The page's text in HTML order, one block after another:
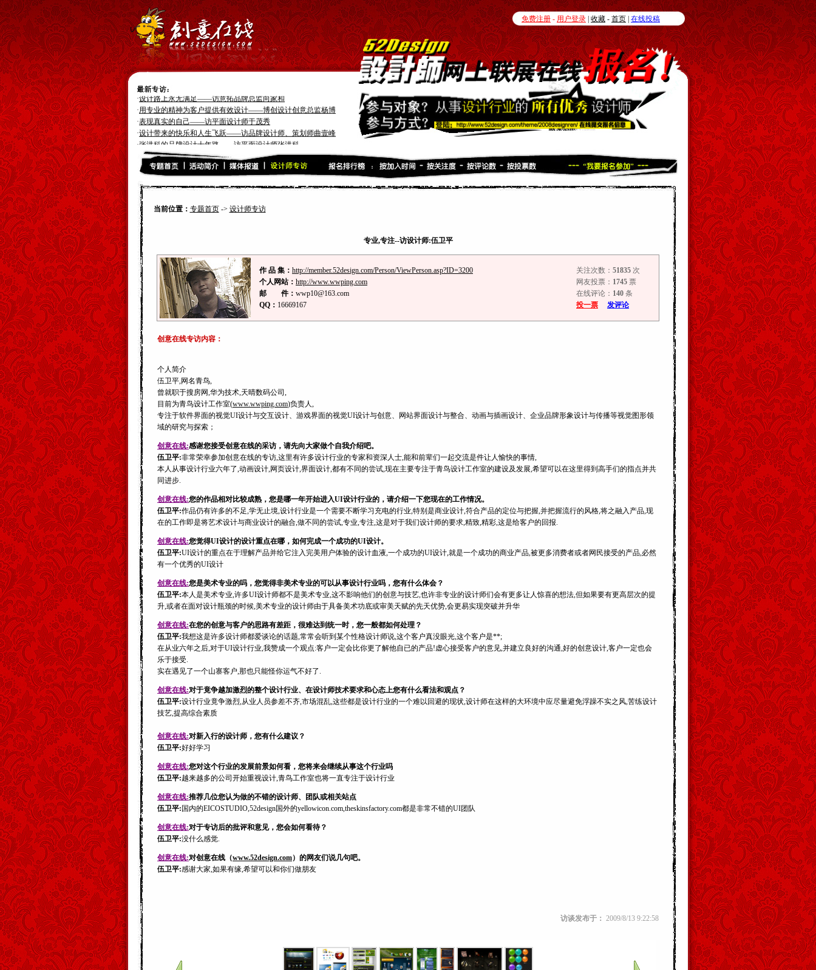
免费注册 - 用户登录 收藏 - 首页 在线投稿
·付出了才会有收获--访设计师张帅
·灵感源于生活，生活丰富设计灵感--访设计师肖国银
·设计路上永无满足——访意拓品牌总监向家和
·用专业的精神为客户提供有效设计——博创设计创意总监杨博
·表现真实的自己——访平面设计师于茂秀
·设计带来的快乐和人生飞跃——访品牌设计师、策划师曲壹峰
·张洪科的品牌设计十年路——访平面设计师张洪科
·专业,专注--访设计师:伍卫平
引导用户追求更高的潮流时尚风向标--访互动设计师“谢荣光”
朝着光的方向就会到达目的地--访插画设计师“Tonyc”
·我不会永远渺小--访设计师“小肆”
·灵感来源与勤奋的获取--访插画设计师“赵悦”
·寂寞行走，奇幻旅程--插画设计师“大卫卡森”
当前位置： 专题首页-> 设计师专访
专业,专注--访设计师:伍卫平
作 品 集： http://member.52design.com/Person/ViewPerson.asp?ID=3200
个人网站： http://www.wwping.com
邮 件： wwp10@163.com
QQ： 16669167
关注次数： 51835 次
网友投票： 1745 票
在线评论： 140 条
投一票
发评论
创意在线专访内容：
个人简介
伍卫平,网名青鸟,
曾就职于搜房网,华为技术,天晴数码公司,
目前为青鸟设计工作室(www.wwping.com)负责人,
专注于软件界面的视觉UI设计与交互设计、游戏界面的视觉UI设计与创意、网站界面设计与整合、动画与插画设计、企业品牌形象设计与传播等视觉图形领
域的研究与探索；
创意在线:感谢您接受创意在线的采访，请先向大家做个自我介绍吧。
伍卫平:非常荣幸参加创意在线的专访,这里有许多设计行业的专家和资深人士,能和前辈们一起交流是件让人愉快的事情,
本人从事设计行业六年了,动画设计,网页设计,界面设计,都有不同的尝试,现在主要专注于青鸟设计工作室的建设及发展,希望可以在这里得到高手们的指点并共
同进步.
创意在线:您的作品相对比较成熟，您是哪一年开始进入UI设计行业的，请介绍一下您现在的工作情况。
伍卫平:作品仍有许多的不足,学无止境,设计行业是一个需要不断学习充电的行业,特别是商业设计,符合产品的定位与把握,并把握流行的风格,将之融入产品,现
在的工作即是将艺术设计与商业设计的融合,做不同的尝试,专业,专注,这是对于我们设计师的要求,精致,精彩,这是给客户的回报.
创意在线:您觉得UI设计的设计重点在哪，如何完成一个成功的UI设计。
伍卫平:UI设计的重点在于理解产品并给它注入完美用户体验的设计血液,一个成功的UI设计,就是一个成功的商业产品,被更多消费者或者网民接受的产品,必然
有一个优秀的UI设计
创意在线:您是美术专业的吗，您觉得非美术专业的可以从事设计行业吗，您有什么体会？
伍卫平:本人是美术专业,许多UI设计师都不是美术专业,这不影响他们的创意与技艺,也许非专业的设计师们会有更多让人惊喜的想法,但如果要有更高层次的提
升,或者在面对设计瓶颈的时候,美术专业的设计师由于具备美术功底或审美天赋的先天优势,会更易实现突破并升华
创意在线:在您的创意与客户的思路有差距，很难达到统一时，您一般都如何处理？
伍卫平:我想这是许多设计师都爱谈论的话题,常常会听到某个性格设计师说,这个客户真没眼光,这个客户是**;
在从业六年之后,对于UI设计行业,我赞成一个观点:客户一定会比你更了解他自已的产品!虚心接受客户的意见,并建立良好的沟通,好的创意设计,客户一定也会
乐于接受.
实在遇见了一个山寨客户,那也只能怪你运气不好了.
创意在线:对于竟争越加激烈的整个设计行业、在设计师技术要求和心态上您有什么看法和观点？
伍卫平:设计行业竟争激烈,从业人员参差不齐,市场混乱,这些都是设计行业的一个难以回避的现状,设计师在这样的大环境中应尽量避免浮躁不实之风,苦练设计
技艺,提高综合素质
创意在线:对新入行的设计师，您有什么建议？
伍卫平:好好学习
创意在线:您对这个行业的发展前景如何看，您将来会继续从事这个行业吗
伍卫平:越来越多的公司开始重视设计,青鸟工作室也将一直专注于设计行业
创意在线:推荐几位您认为做的不错的设计师、团队或相关站点
伍卫平: 国内的EICOSTUDIO,52design国外的yellowicon.com,theskinsfactory.com都是非常不错的UI团队
创意在线:对于专访后的批评和意见，您会如何看待？
伍卫平:没什么感觉.
创意在线:对创意在线（www.52design.com）的网友们说几句吧。
伍卫平:感谢大家,如果有缘,希望可以和你们做朋友
访谈发布于： 2009/8/13 9:22:58